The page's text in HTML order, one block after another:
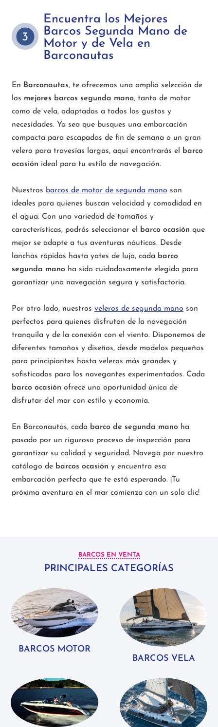
3
Encuentra los Mejores
Barcos Segunda Mano de
Motor y de Vela en
Barconautas
En Barconautas, te ofrecemos una amplia selección de
los mejores barcos segunda mano, tanto de motor
como de vela, adaptados a todos los gustos y
necesidades. Ya sea que busques una embarcación
compacta para escapadas de fin de semana o un gran
velero para travesías largas, aquí encontrarás el
barco
ocasión ideal para tu estilo de navegación.
Nuestros barcos de motor de segunda mano son
ideales para quienes buscan velocidad y comodidad en
el agua. Con una variedad de tamaños y
características, podrás seleccionar el
barco ocasión que
mejor se adapte a tus aventuras náuticas. Desde
lanchas rápidas hasta yates de lujo, cada barco
segunda mano ha sido cuidadosamente elegido para
garantizar una navegación segura y satisfactoria.
Por otro lado, nuestros veleros de segunda mano son
perfectos para quienes disfrutan de la navegación
tranquila y de la conexión con el viento. Disponemos de
diferentes tamaños y diseños, desde modelos pequeños
para principiantes hasta veleros más grandes y
sofisticados para los navegantes experimentados. Cada
barco ocasión ofrece una oportunidad única de
disfrutar del mar con estilo y economía.
En Barconautas, cada barco de segunda mano ha
pasado por un riguroso proceso de inspección para
garantizar su calidad y seguridad. Navega por nuestro
catálogo de barcos ocasión y encuentra esa
embarcación perfecta que te está esperando. ¡Tu
próxima aventura en el mar comienza con un solo clic!
BARCOS EN VENTA
PRINCIPALES CATEGORÍAS
BARCOS MOTOR
BARCOS VELA